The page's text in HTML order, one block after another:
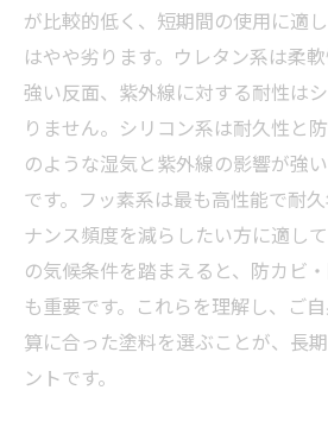
が比較的低く、短期間の使用に適
はやや劣ります。ウレタン系は柔
強い反面、紫外線に対する耐性は
りません。シリコン系は耐久性と
のような湿気と紫外線の影響が強
です。フッ素系は最も高性能で耐
ナンス頻度を減らしたい方に適し
の気候条件を踏まえると、防カビ
も重要です。これらを理解し、ご
算に合った塗料を選ぶことが、長
ントです。